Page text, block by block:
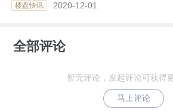
楼盘快讯 2020-12-01
全部评论
暂无评论，发起评论可获得
马上评论